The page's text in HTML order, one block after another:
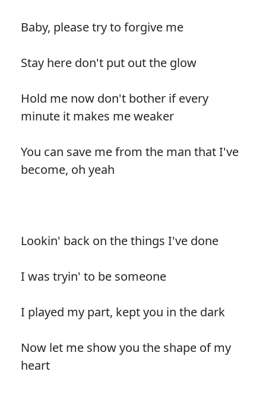
Baby, please try to forgive me
Stay here don't put out the glow
Hold me now don't bother if every
minute it makes me weaker
You can save me from the man that I've
become, oh yeah
Lookin' back on the things I've done
I was tryin' to be someone
I played my part, kept you in the dark
Now let me show you the shape of my
heart